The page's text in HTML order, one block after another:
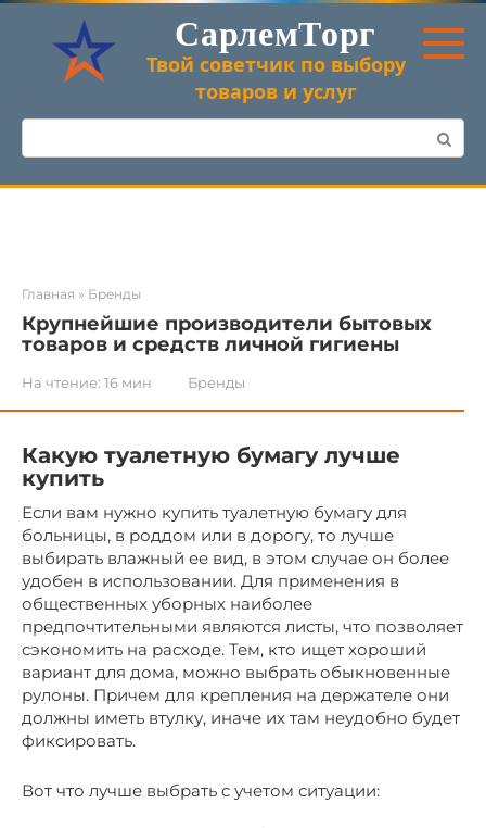
Перейти
контенту
СарлемТорг
Твой советчик по выбору
товаров и услуг
Поиск:
Главная » Бренды
Крупнейшие производители бытовых
товаров и средств личной гигиены
На чтение: 16 мин Бренды
Какую туалетную бумагу лучше
купить
Если вам нужно купить туалетную бумагу для
больницы, в роддом или в дорогу, то лучше
выбирать влажный ее вид, в этом случае он более
удобен в использовании. Для применения в
общественных уборных наиболее
предпочтительными являются листы, что позволяет
сэкономить на расходе. Тем, кто ищет хороший
вариант для дома, можно выбрать обыкновенные
рулоны. Причем для крепления на держателе они
должны иметь втулку, иначе их там неудобно будет
фиксировать.
Вот что лучше выбрать с учетом ситуации: